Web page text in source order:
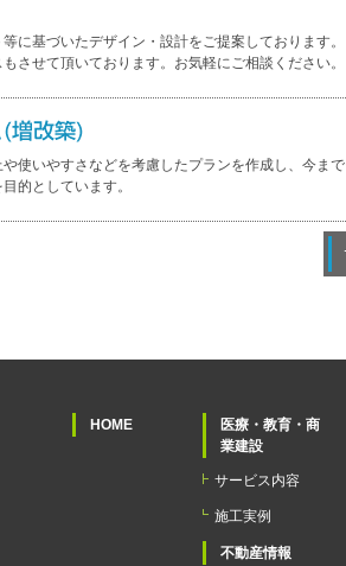
に基づいたデザイン・設計をご提案しております。
させて頂いております。お気軽にご相談ください。
使いやすさなどを考慮したプランを作成し、今まで
的としています。
HOME
医療・教育・商
業建設
サービス内容
施工実例
不動産情報